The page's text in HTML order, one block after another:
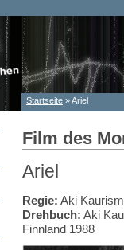
Sie sind hier
Startseite » Ariel
Film des
Ariel
Regie: Aki
Drehbuch: Aki
Finnland 1988